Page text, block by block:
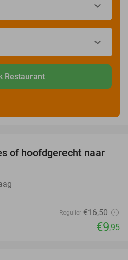
Restaurant
40%
of hoofdgerecht naar
Regulier €16,50
€9,95